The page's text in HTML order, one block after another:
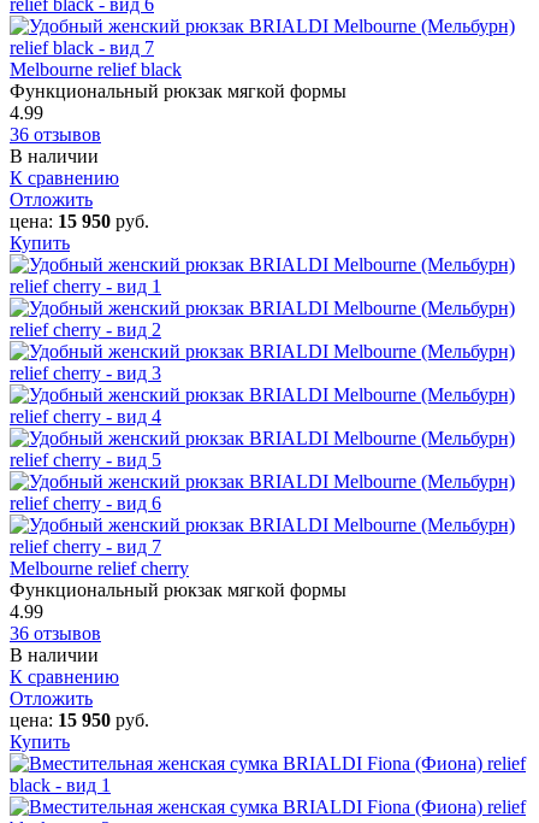
Melbourne relief black
Функциональный рюкзак мягкой формы
4.99
36 отзывов
В наличии
К сравнению
Отложить
цена: 15 950 руб.
Купить
Melbourne relief cherry
Функциональный рюкзак мягкой формы
4.99
36 отзывов
В наличии
К сравнению
Отложить
цена: 15 950 руб.
Купить